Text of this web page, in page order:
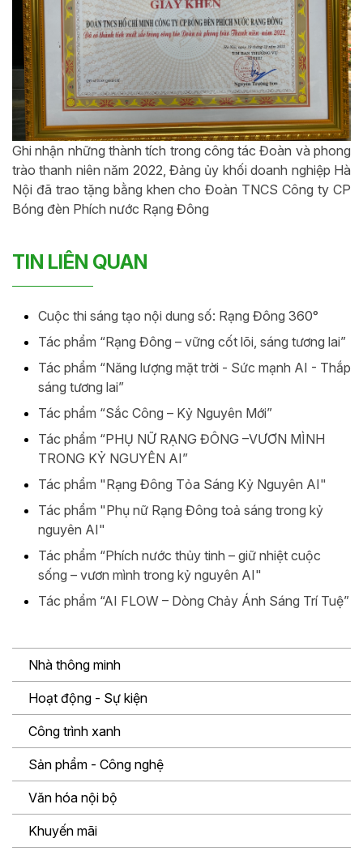
Ghi nhận những thành tích trong công tác Đoàn và phong
trào thanh niên năm 2022, Đảng ủy khối doanh nghiệp Hà
Nội đã trao tặng bằng khen cho Đoàn TNCS Công ty CP
Bóng đèn Phích nước Rạng Đông
TIN LIÊN QUAN
Cuộc thi sáng tạo nội dung số: Rạng Đông 360°
Tác phẩm “Rạng Đông – vững cốt lõi, sáng tương lai”
Tác phẩm “Năng lượng mặt trời - Sức mạnh AI - Thắp
sáng tương lai”
Tác phẩm “Sắc Công – Kỷ Nguyên Mới”
Tác phẩm “PHỤ NỮ RẠNG ĐÔNG –VƯƠN MÌNH
TRONG KỶ NGUYÊN AI”
Tác phẩm "Rạng Đông Tỏa Sáng Kỷ Nguyên AI"
Tác phẩm "Phụ nữ Rạng Đông toả sáng trong kỷ
nguyên AI"
Tác phẩm “Phích nước thủy tinh – giữ nhiệt cuộc
sống – vươn mình trong kỷ nguyên AI"
Tác phẩm “AI FLOW – Dòng Chảy Ánh Sáng Trí Tuệ”
Nhà thông minh
Hoạt động - Sự kiện
Công trình xanh
Sản phẩm - Công nghệ
Văn hóa nội bộ
Khuyến mãi